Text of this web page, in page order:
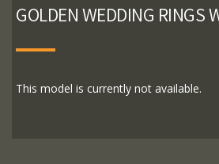
GOLDEN WEDDING RINGS
This model is currently not available.